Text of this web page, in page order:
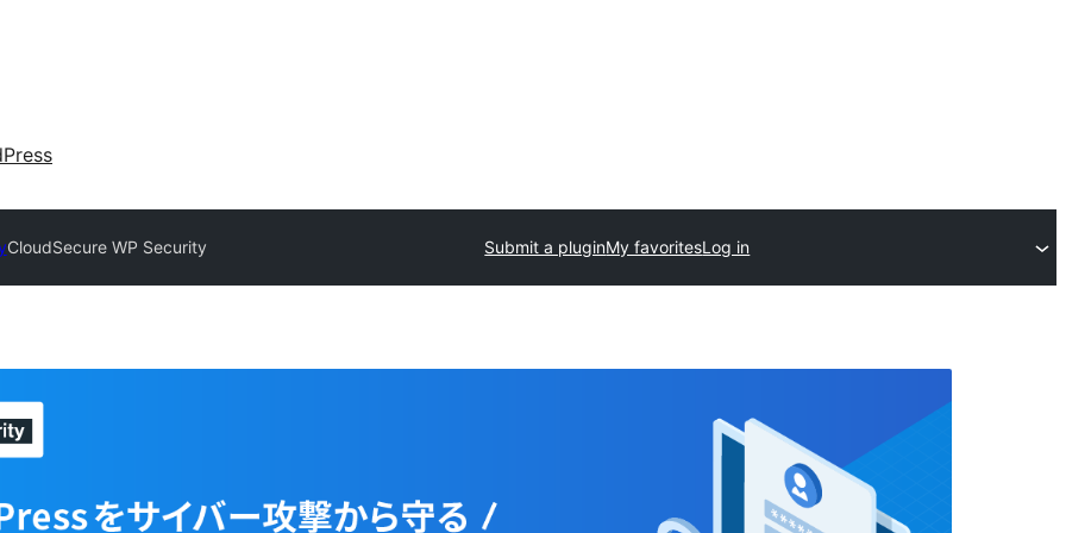
CloudSecure WP Security Submit a pluginMy favoritesLog in